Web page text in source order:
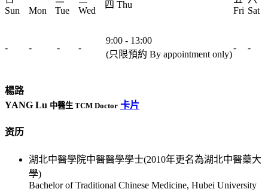
Sun
Mon
Tue
Wed
四 Thu
Fri Sat
- - - -
9:00 - 13:00
(只限預約 By appointment only)
- -
楊路
YANG Lu 中醫生 TCM Doctor 卡片
资历
湖北中醫學院中醫醫學學士(2010年更名為湖北中醫藥大
學)
Bachelor of Traditional Chinese Medicine, Hubei University